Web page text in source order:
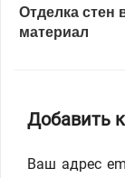
Отделка стен
материал
Добавить
Ваш адрес